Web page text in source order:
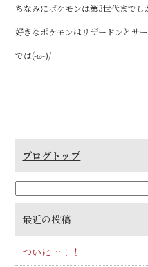
ちなみにポケモンは第3世代までし
好きなポケモンはリザードンとサー
では(-ω-)/
ブログトップ
最近の投稿
ついに…！！